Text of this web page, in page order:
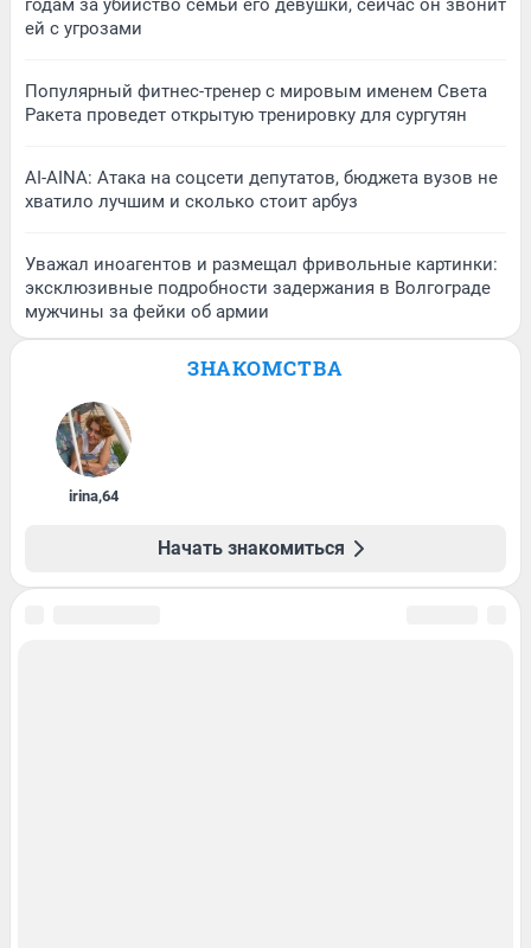
годам за убийство семьи его девушки, сейчас он звонит
ей с угрозами
Популярный фитнес-тренер с мировым именем Света
Ракета проведет открытую тренировку для сургутян
AI-AINA: Атака на соцсети депутатов, бюджета вузов не
хватило лучшим и сколько стоит арбуз
Уважал иноагентов и размещал фривольные картинки:
эксклюзивные подробности задержания в Волгограде
мужчины за фейки об армии
ЗНАКОМСТВА
irina,64
Начать знакомиться